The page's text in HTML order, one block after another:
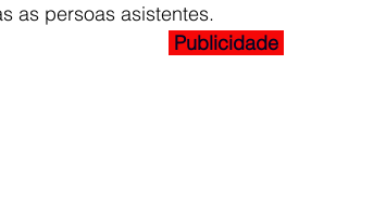
as persoas asistentes.
Publicidade